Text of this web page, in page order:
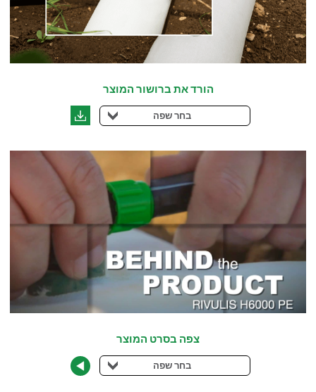
הורד את ברושור המוצר
בחר שפה
צפה בסרט המוצר
בחר שפה